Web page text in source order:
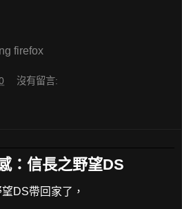
firefox
沒有留言:
：信長之野望DS
DS帶回家了，